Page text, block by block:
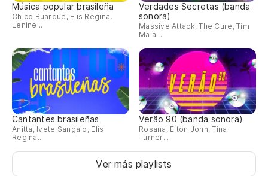
Música popular brasileña
Chico Buarque, Elis Regina,
Lenine...
Verdades Secretas (banda
sonora)
Massive Attack, The Cure, Tim
Maia...
Cantantes brasileñas
Anitta, Ivete Sangalo, Elis
Regina...
Verão 90 (banda sonora)
Rosana, Elton John, Tina
Turner...
Ver más playlists